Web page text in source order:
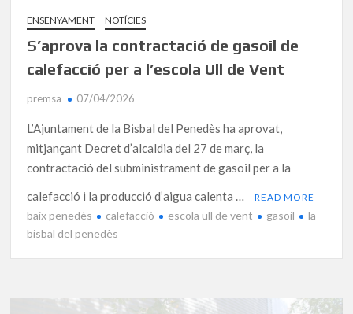
ENSENYAMENT NOTÍCIES
S’aprova la contractació de gasoil de
calefacció per a l’escola Ull de Vent
premsa 07/04/2026
L’Ajuntament de la Bisbal del Penedès ha aprovat,
mitjançant Decret d’alcaldia del 27 de març, la
contractació del subministrament de gasoil per a la
calefacció i la producció d’aigua calenta …
READ MORE
baix penedès calefacció escola ull de vent gasoil
la
bisbal del penedès